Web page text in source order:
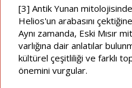
[3] Antik Yunan
Helios'un arabasını
Aynı zamanda, Eski Mısır
varlığına dair anlatılar
kültürel çeşitliliği ve farklı
önemini vurgular.